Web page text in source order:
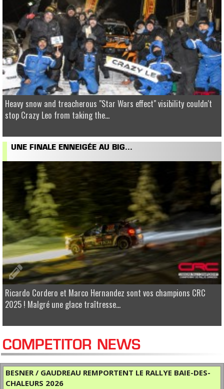
Heavy snow and treacherous "Star Wars effect" visibility couldn't
stop Crazy Leo from taking the...
UNE FINALE ENNEIGÉE AU BIG...
Ricardo Cordero et Marco Hernandez sont vos champions CRC
2025 ! Malgré une glace traîtresse...
COMPETITOR NEWS
BESNER / GAUDREAU REMPORTENT LE RALLYE BAIE-DES-
CHALEURS 2026